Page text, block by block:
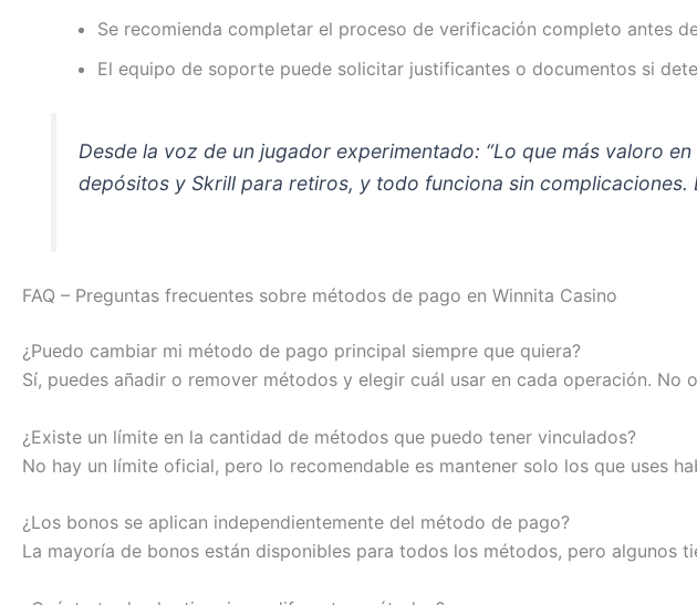
Se recomienda completar el proceso de verificación completo antes
El equipo de soporte puede solicitar justificantes o documentos si
Desde la voz de un jugador experimentado: “Lo que más valoro
depósitos y Skrill para retiros, y todo funciona sin
FAQ – Preguntas frecuentes sobre métodos de pago en Winnita Casino
¿Puedo cambiar mi método de pago principal siempre que quiera?
Sí, puedes añadir o remover métodos y elegir cuál usar en cada operación.
¿Existe un límite en la cantidad de métodos que puedo tener vinculados?
No hay un límite oficial, pero lo recomendable es mantener solo los que uses
¿Los bonos se aplican independientemente del método de pago?
La mayoría de bonos están disponibles para todos los métodos, pero algunos